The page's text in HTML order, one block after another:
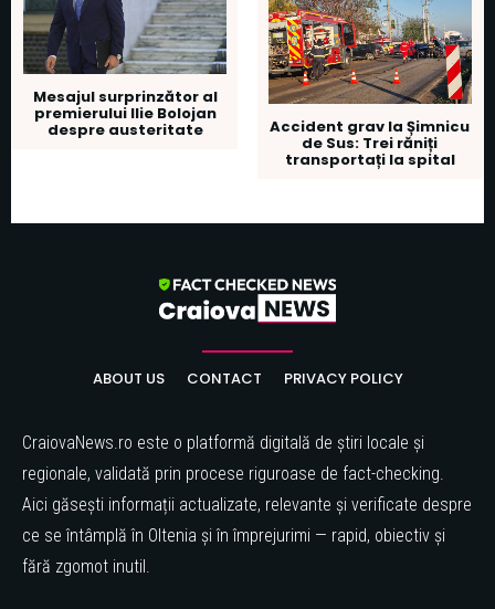
Mesajul surprinzător al
premierului Ilie Bolojan
despre austeritate Accident grav la Șimnicu
de Sus: Trei răniți
transportați la spital
ABOUT US CONTACT PRIVACY POLICY
CraiovaNews.ro este o platformă digitală de știri locale și
regionale, validată prin procese riguroase de fact-checking.
Aici găsești informații actualizate, relevante și verificate despre
ce se întâmplă în Oltenia și în împrejurimi — rapid, obiectiv și
fără zgomot inutil.